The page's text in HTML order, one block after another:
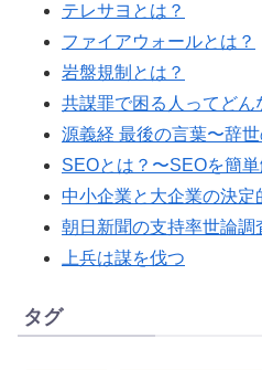
テレサヨとは？
ファイアウォールとは？
岩盤規制とは？
共謀罪で困る人ってどん
源義経 最後の言葉〜辞
SEOとは？〜SEOを簡単
中小企業と大企業の決定
朝日新聞の支持率世論調
上兵は謀を伐つ
タグ